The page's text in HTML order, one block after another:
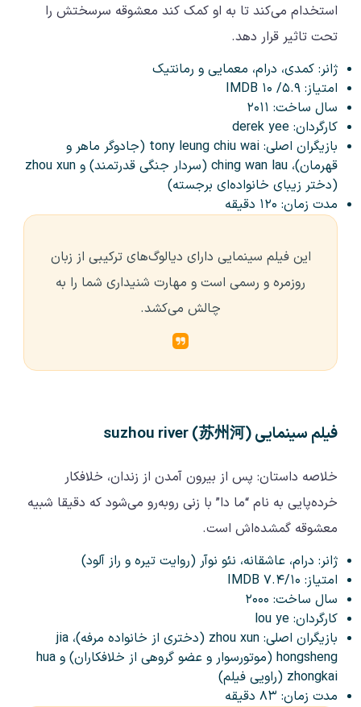
استخدام می‌کند تا به او کمک کند معشوقه سرسختش را
تحت تاثیر قرار دهد.
ژانر: کمدی، درام، معمایی و رمانتیک
امتیاز: ۵.۹/ ۱۰ IMDB
سال ساخت: ۲۰۱۱
کارگردان: derek yee
بازیگران اصلی: tony leung chiu wai (جادوگر ماهر و
قهرمان)، ching wan lau (سردار جنگی قدرتمند) و zhou xun
(دختر زیبای خانواده‌ای برجسته)
مدت زمان: ۱۲۰ دقیقه
این فیلم سینمایی دارای دیالوگ‌های ترکیبی از زبان
روزمره و رسمی است و مهارت شنیداری شما را به
چالش می‌کشد.
فیلم سینمایی suzhou river (苏州河)
خلاصه داستان: پس از بیرون آمدن از زندان، خلافکار
خرده‌پایی به نام “ما دا” با زنی روبه‌رو می‌شود که دقیقا شبیه
معشوقه گمشده‌اش است.
ژانر: درام، عاشقانه، نئو نوآر (روایت تیره و راز آلود)
امتیاز: ۷.۴/۱۰ IMDB
سال ساخت: ۲۰۰۰
کارگردان: lou ye
بازیگران اصلی: zhou xun (دختری از خانواده مرفه)، jia
hongsheng (موتورسوار و عضو گروهی از خلافکاران) و hua
zhongkai (راویی فیلم)
مدت زمان: ۸۳ دقیقه